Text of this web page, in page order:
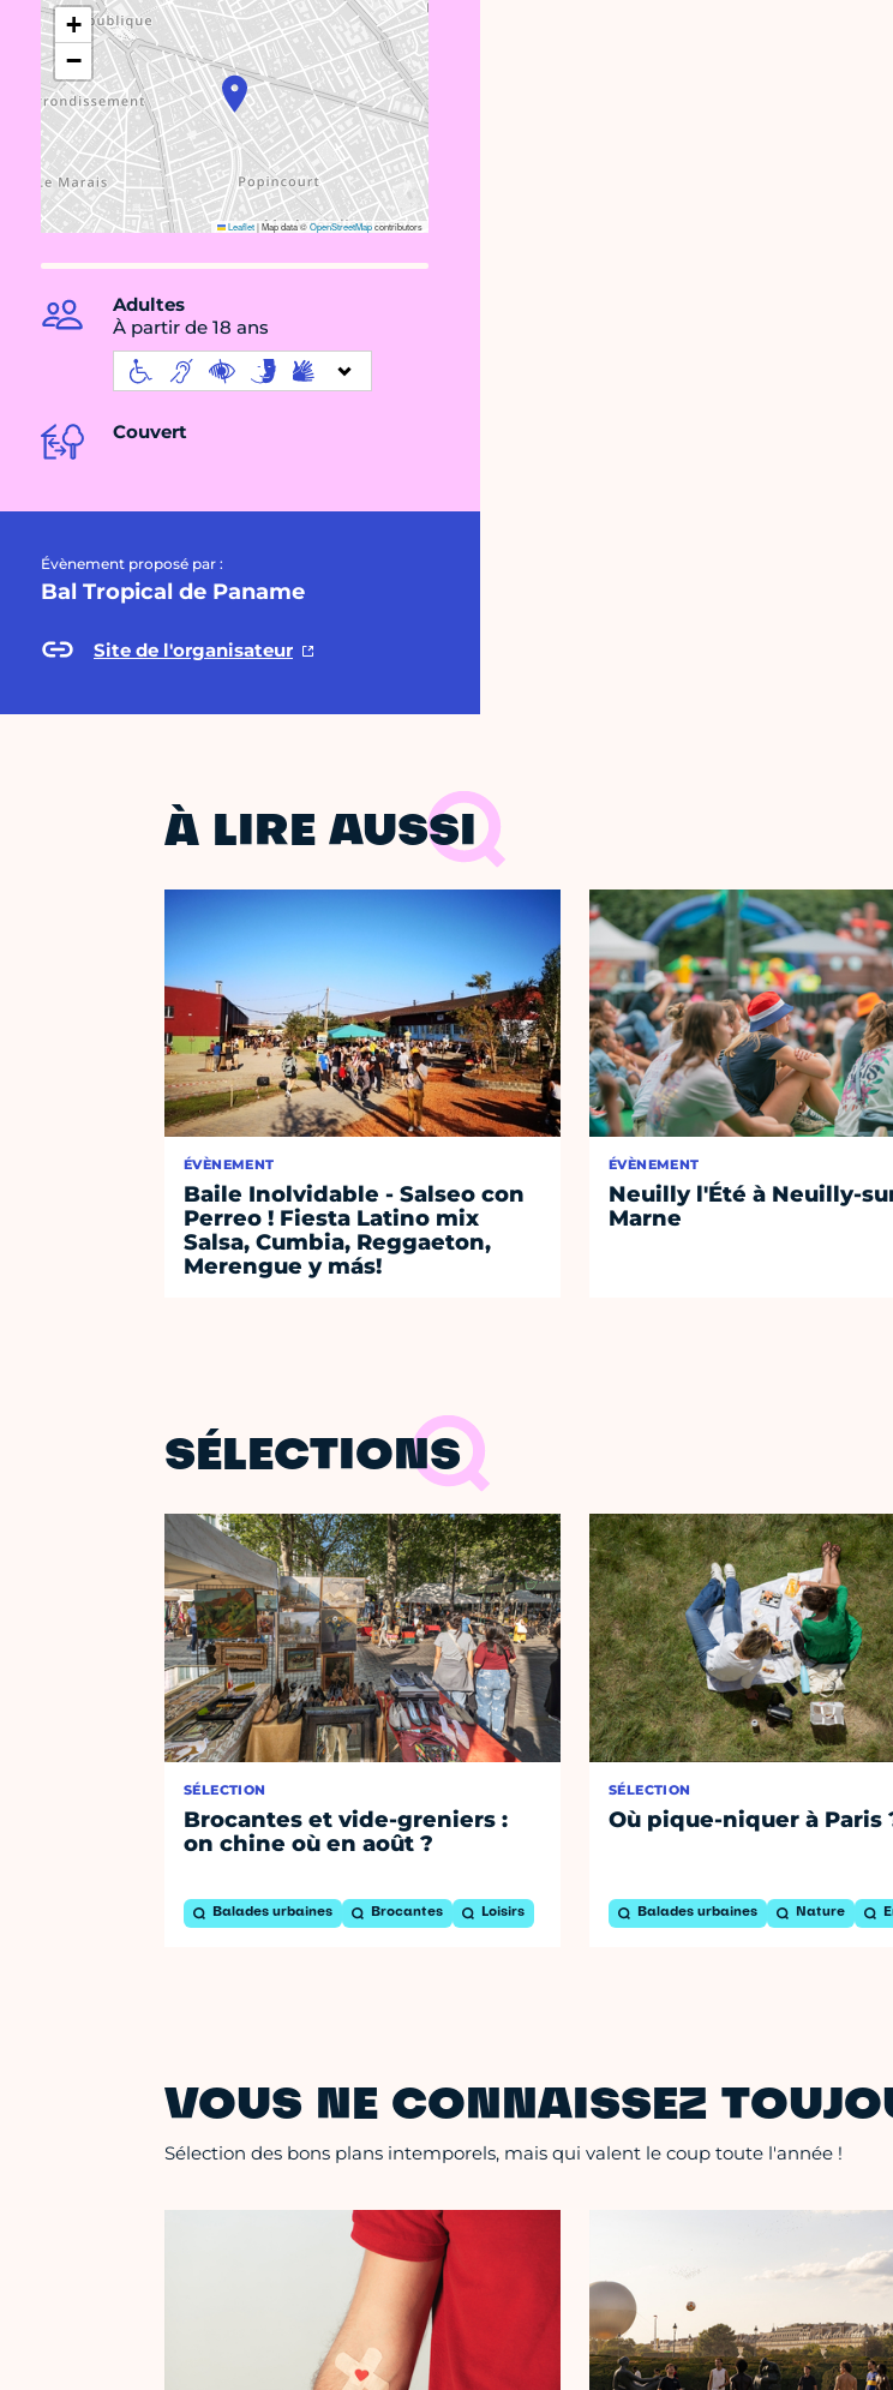
+
−
Leaflet|Map data ©OpenStreetMapcontributors
Adultes
À partir de 18 ans
Couvert
Évènement proposé par :
Bal Tropical de Paname
Site de l'organisateur
À LIRE AUSSI
ÉVÈNEMENT
Baile Inolvidable - Salseo con
Perreo ! Fiesta Latino mix
Salsa, Cumbia, Reggaeton,
Merengue y más!
ÉVÈNEMENT
Neuilly l'Été à Neuilly-
Marne
SÉLECTIONS
SÉLECTION
Brocantes et vide-greniers :
on chine où en août ?
Balades urbaines Brocantes Loisirs
SÉLECTION
Où pique-niquer à Paris
Balades urbaines Nature
VOUS NE CONNAISSEZ
Sélection des bons plans intemporels, mais qui valent le coup toute l'année !